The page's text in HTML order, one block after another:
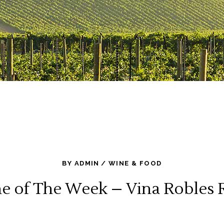
BY ADMIN WINE & FOOD
of The Week – Vina Robles